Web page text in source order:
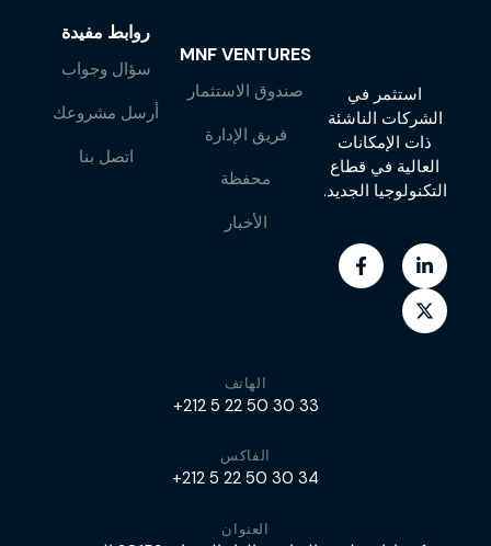
استثمر في
الشركات الناشئة
ذات الإمكانات
العالية في قطاع
التكنولوجيا الجديد.
MNF VENTURES
صندوق الاستثمار
فريق الإدارة
محفظة
الأخبار
روابط مفيدة
سؤال وجواب
أرسل مشروعك
اتصل بنا
الهاتف
+212 5 22 50 30 33
الفاكس
+212 5 22 50 30 34
العنوان